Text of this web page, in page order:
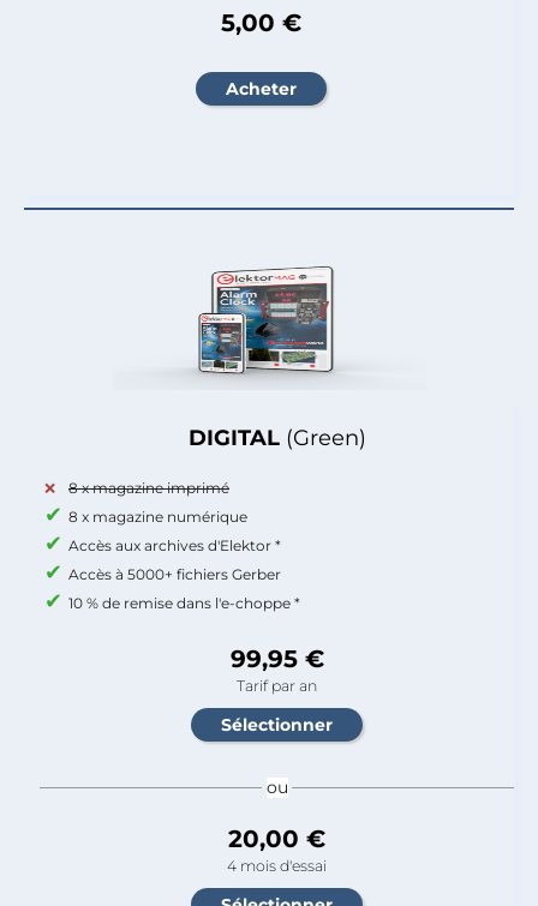
DIGITAL (Green)
8 x magazine imprimé
8 x magazine numérique
Accès aux archives d'Elektor *
Accès à 5000+ fichiers Gerber
10 % de remise dans l'e-choppe *
99,95 €
Tarif par an
ou
20,00 €
4 mois d'essai
5,00 €